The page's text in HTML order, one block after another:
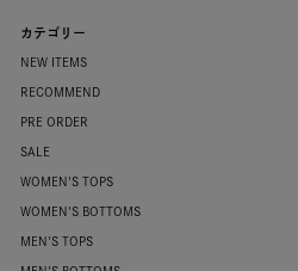
カテゴリー
NEW ITEMS
RECOMMEND
PRE ORDER
SALE
WOMEN'S TOPS
WOMEN'S BOTTOMS
MEN'S TOPS